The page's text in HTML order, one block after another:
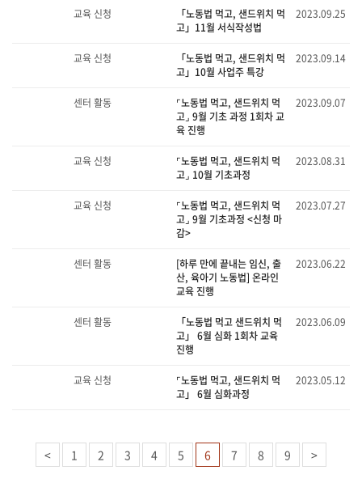
교육 신청
「노동법 먹고, 샌드위치 먹
고」11월 서식작성법
2023.09.25
교육 신청
「노동법 먹고, 샌드위치 먹
고」10월 사업주 특강
2023.09.14
센터 활동
⌜노동법 먹고, 샌드위치 먹
고⌟ 9월 기초 과정 1회차 교
육 진행
2023.09.07
교육 신청
⌜노동법 먹고, 샌드위치 먹
고⌟ 10월 기초과정
2023.08.31
교육 신청
⌜노동법 먹고, 샌드위치 먹
고⌟ 9월 기초과정 <신청 마
감>
2023.07.27
센터 활동
[하루 만에 끝내는 임신, 출
산, 육아기 노동법] 온라인
교육 진행
2023.06.22
센터 활동
「노동법 먹고 샌드위치 먹
고」 6월 심화 1회차 교육
진행
2023.06.09
교육 신청
⌜노동법 먹고, 샌드위치 먹
고」 6월 심화과정
2023.05.12
< 1 2 3 4 5 6 7 8 9 >